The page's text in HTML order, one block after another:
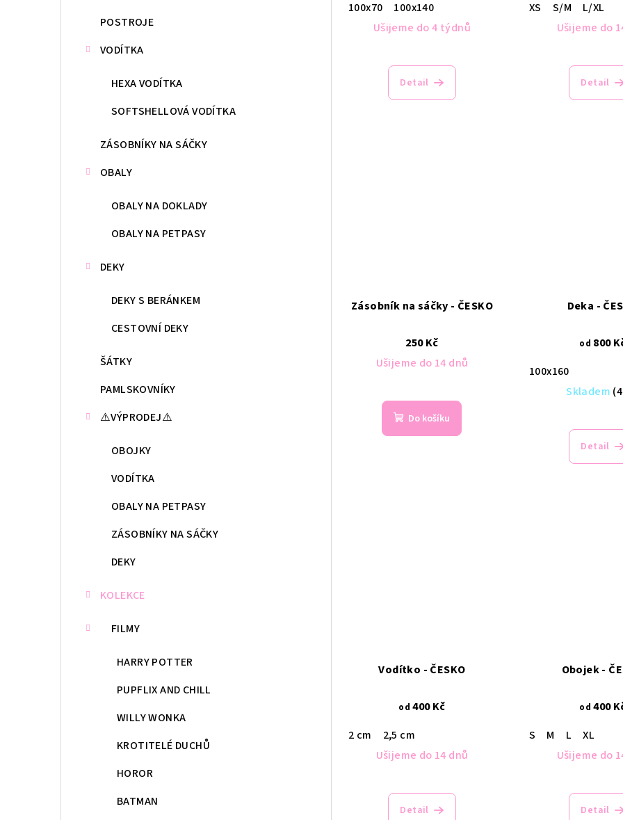
POSTROJE
VODÍTKA
HEXA VODÍTKA
SOFTSHELLOVÁ VODÍTKA
ZÁSOBNÍKY NA SÁČKY
OBALY
OBALY NA DOKLADY
OBALY NA PETPASY
DEKY
DEKY S BERÁNKEM
CESTOVNÍ DEKY
ŠÁTKY
PAMLSKOVNÍKY
⚠️VÝPRODEJ⚠️
OBOJKY
VODÍTKA
OBALY NA PETPASY
ZÁSOBNÍKY NA SÁČKY
DEKY
KOLEKCE
FILMY
HARRY POTTER
PUPFLIX AND CHILL
WILLY WONKA
KROTITELÉ DUCHŮ
HOROR
BATMAN
t
100x70
100x140
Ušijeme do 4 týdnů
Detail
XS
S/M
L/XL
Ušijeme do
Detail
Zásobník na sáčky - ČESKO
250 Kč
Ušijeme do 14 dnů
Do košíku
Deka -
od 800
100x160
Skladem
Detail
Vodítko - ČESKO
od 400 Kč
2 cm
2,5 cm
Ušijeme do 14 dnů
Detail
Obojek -
od 400
S
M L
XL
Ušijeme do
Detail